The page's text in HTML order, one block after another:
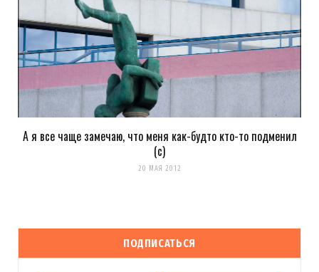
А я все чаще замечаю, что меня как-будто кто-то подменил
(c)
20 МАЯ 2012
ПОДПИСАТЬСЯ